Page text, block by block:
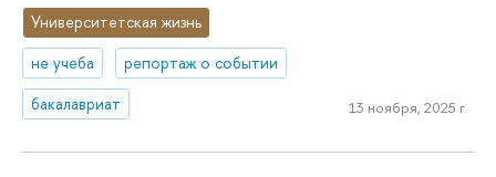
Университетская жизнь
не учеба
репортаж о событии
бакалавриат
13 ноября, 2025 г.